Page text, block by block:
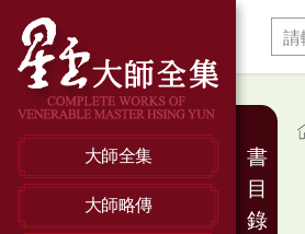
大師全集
大師略傳
書
目
錄